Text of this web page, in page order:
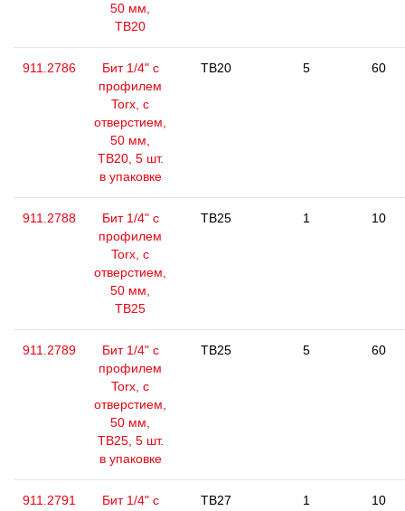
50 мм,
ТВ20
911.2786
Бит 1/4" с
профилем
Torx, с
отверстием,
50 мм,
ТВ20, 5 шт.
в упаковке
TB20 5 60
911.2788
Бит 1/4" с
профилем
Torx, с
отверстием,
50 мм,
ТВ25
TB25 1 10
911.2789
Бит 1/4" с
профилем
Torx, с
отверстием,
50 мм,
ТВ25, 5 шт.
в упаковке
TB25 5 60
911.2791 Бит 1/4" с TB27 1 10